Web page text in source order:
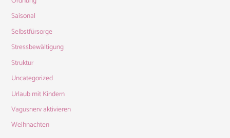
Saisonal
Selbstfürsorge
Stressbewältigung
Struktur
Uncategorized
Urlaub mit Kindern
Vagusnerv aktivieren
Weihnachten